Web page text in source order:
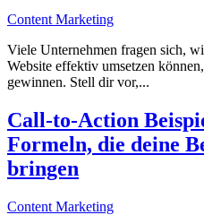
Content Marketing
Viele Unternehmen fragen sich,
Website effektiv umsetzen
gewinnen. Stell dir vor,...
Call-to-Action
Formeln, die deine
bringen
Content Marketing